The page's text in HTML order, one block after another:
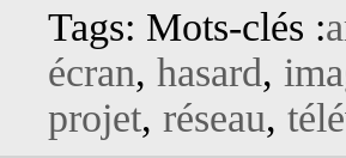
Tags: Mots-clés :
écran, hasard,
projet, réseau,